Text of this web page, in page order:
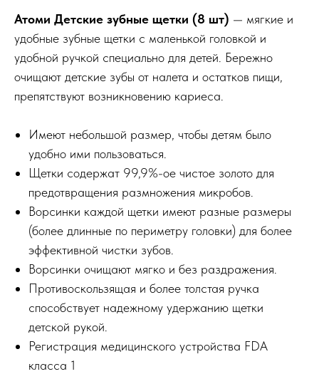
Атоми Детские зубные щетки (8 шт) — мягкие и
удобные зубные щетки с маленькой головкой и
удобной ручкой специально для детей. Бережно
очищают детские зубы от налета и остатков пищи,
препятствуют возникновению кариеса.
Имеют небольшой размер, чтобы детям было
удобно ими пользоваться.
Щетки содержат 99,9%-ое чистое золото для
предотвращения размножения микробов.
Ворсинки каждой щетки имеют разные размеры
(более длинные по периметру головки) для более
эффективной чистки зубов.
Ворсинки очищают мягко и без раздражения.
Противоскользящая и более толстая ручка
способствует надежному удержанию щетки
детской рукой.
Регистрация медицинского устройства FDA
класса 1